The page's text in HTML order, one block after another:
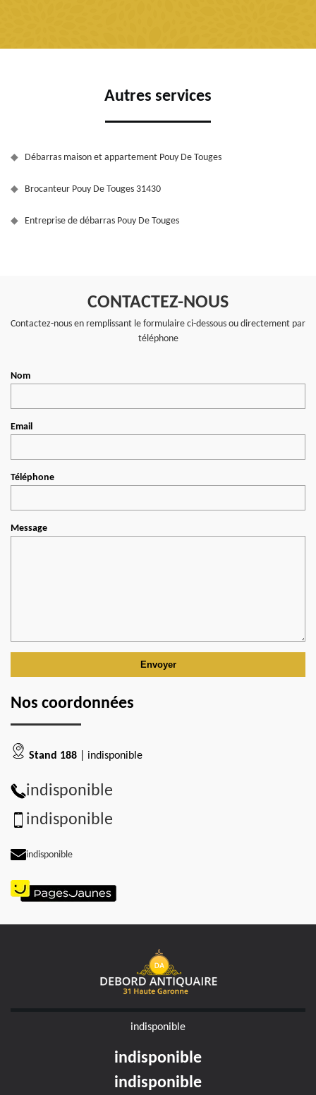
Autres services
Débarras maison et appartement Pouy De Touges
Brocanteur Pouy De Touges 31430
Entreprise de débarras Pouy De Touges
CONTACTEZ-NOUS
Contactez-nous en remplissant le formulaire ci-dessous ou directement par
téléphone
Nom
Email
Téléphone
Message
Nos coordonnées
Stand 188 | indisponible
indisponible
indisponible
indisponible
indisponible
indisponible
indisponible